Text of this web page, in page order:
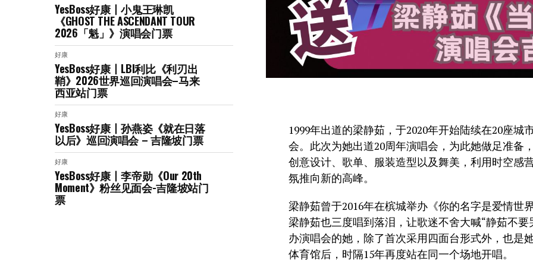
YesBoss好康丨小鬼王琳凯
《GHOST THE ASCENDANT TOUR
2026「魁」》演唱会门票
好康
YesBoss好康丨LBI利比《利刃出
鞘》2026世界巡回演唱会–马来
西亚站门票
好康
YesBoss好康丨孙燕姿《就在日落
以后》巡回演唱会 – 吉隆坡门票
好康
YesBoss好康丨李帝勋《Our 20th
Moment》粉丝见面会-吉隆坡站门
票
1999年出道的梁静茹，于2020年开始陆续在20座
会。此次为她出道20周年演唱会，为此她做足准备
创意设计、歌单、服装造型以及舞美，利用时空感
氛推向新的高峰。
梁静茹曾于2016年在槟城举办《你的名字是爱情世
梁静茹也三度唱到落泪，让歌迷不舍大喊“静茹不
办演唱会的她，除了首次采用四面台形式外，也是
体育馆后，时隔15年再度站在同一个场地开唱。